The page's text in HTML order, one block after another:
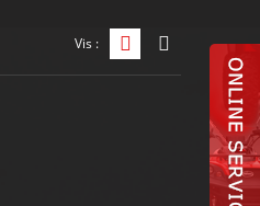
Vis : Rutenettvisning
Listevisning